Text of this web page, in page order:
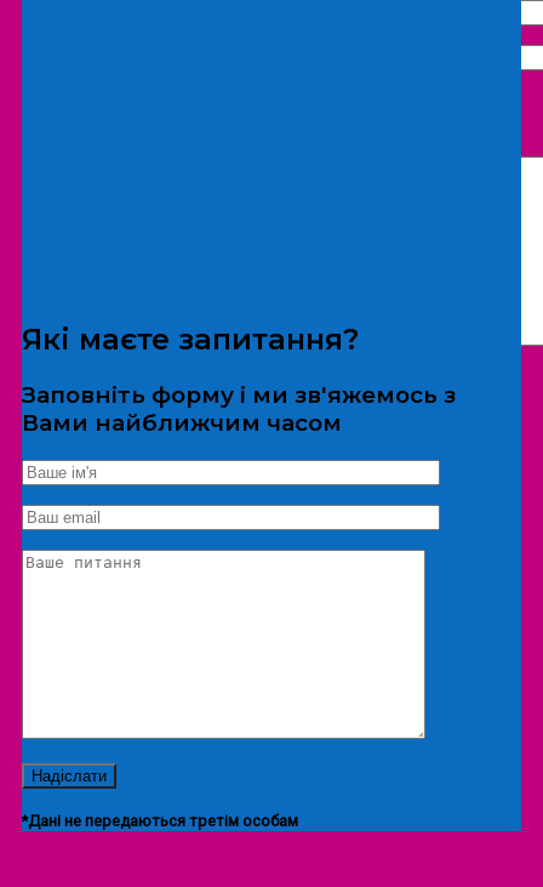
*Дані не передаються третім особам
Екскурсія/локація
Які маєте запитання?
Заповніть форму і ми зв'яжемось з
Вами найближчим часом
*Дані не передаються третім особам